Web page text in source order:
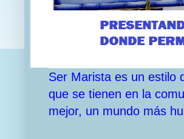
Ser Marista es un estilo
que se tienen en la
mejor, un mundo más